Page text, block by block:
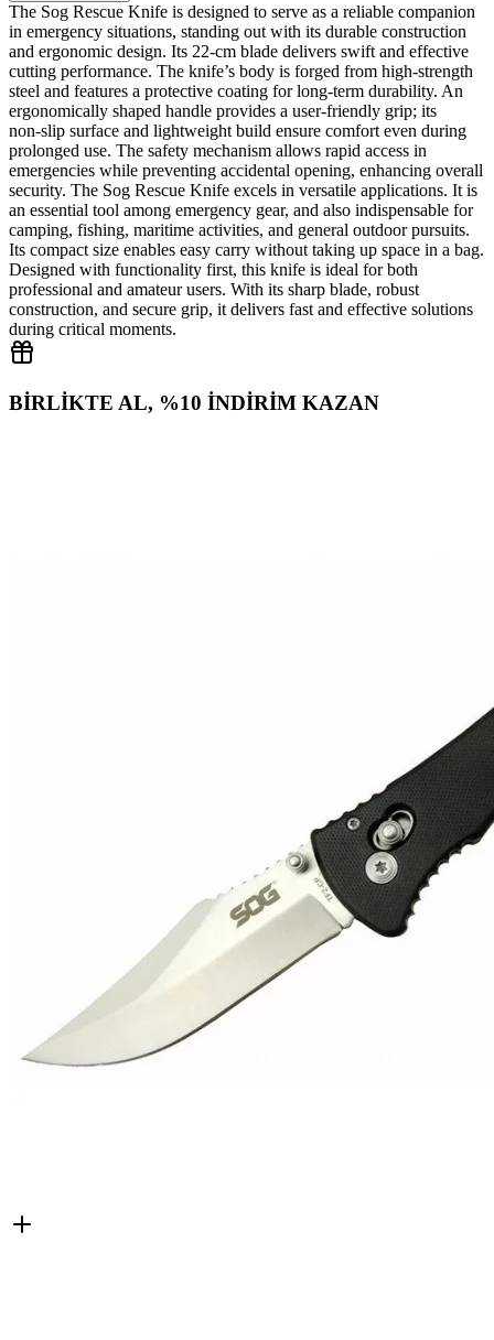
The Sog Rescue Knife is designed to serve as a reliable companion
in emergency situations, standing out with its durable construction
and ergonomic design. Its 22‑cm blade delivers swift and effective
cutting performance. The knife’s body is forged from high‑strength
steel and features a protective coating for long‑term durability. An
ergonomically shaped handle provides a user‑friendly grip; its
non‑slip surface and lightweight build ensure comfort even during
prolonged use. The safety mechanism allows rapid access in
emergencies while preventing accidental opening, enhancing overall
security. The Sog Rescue Knife excels in versatile applications. It is
an essential tool among emergency gear, and also indispensable for
camping, fishing, maritime activities, and general outdoor pursuits.
Its compact size enables easy carry without taking up space in a bag.
Designed with functionality first, this knife is ideal for both
professional and amateur users. With its sharp blade, robust
construction, and secure grip, it delivers fast and effective solutions
during critical moments.
BİRLİKTE AL, %10 İNDİRİM KAZAN